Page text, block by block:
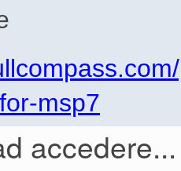
adesso
7 pagai €
più in
msp7